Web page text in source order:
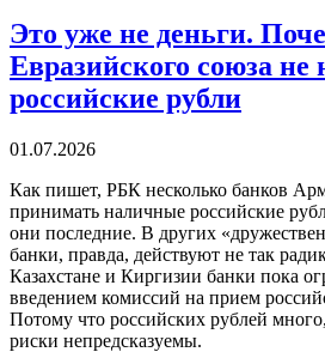
Это уже не деньги.
Евразийского союза
российские рубли
01.07.2026
Как пишет, РБК несколько банков
принимать наличные российские
они последние. В других
банки, правда, действуют не так
Казахстане и Киргизии банки пока
введением комиссий на прием
Потому что российских рублей
риски непредсказуемы.